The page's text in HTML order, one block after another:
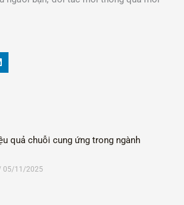
quả chuỗi cung ứng trong ngành
05/11/2025